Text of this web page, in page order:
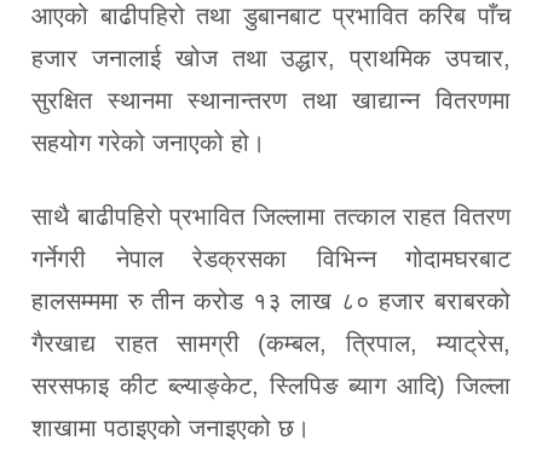
आएको बाढीपहिरो तथा डुबानबाट प्रभावित करिब पाँच
हजार जनालाई खोज तथा उद्धार, प्राथमिक उपचार,
सुरक्षित स्थानमा स्थानान्तरण तथा खाद्यान्न वितरणमा
सहयोग गरेको जनाएको हो।
साथै बाढीपहिरो प्रभावित जिल्लामा तत्काल राहत वितरण
गर्नेगरी नेपाल रेडक्रसका विभिन्न गोदामघरबाट
हालसम्ममा रु तीन करोड १३ लाख ८० हजार बराबरको
गैरखाद्य राहत सामग्री (कम्बल, त्रिपाल, म्याट्रेस,
सरसफाइ कीट ब्ल्याङ्केट, स्लिपिङ ब्याग आदि) जिल्ला
शाखामा पठाइएको जनाइएको छ।